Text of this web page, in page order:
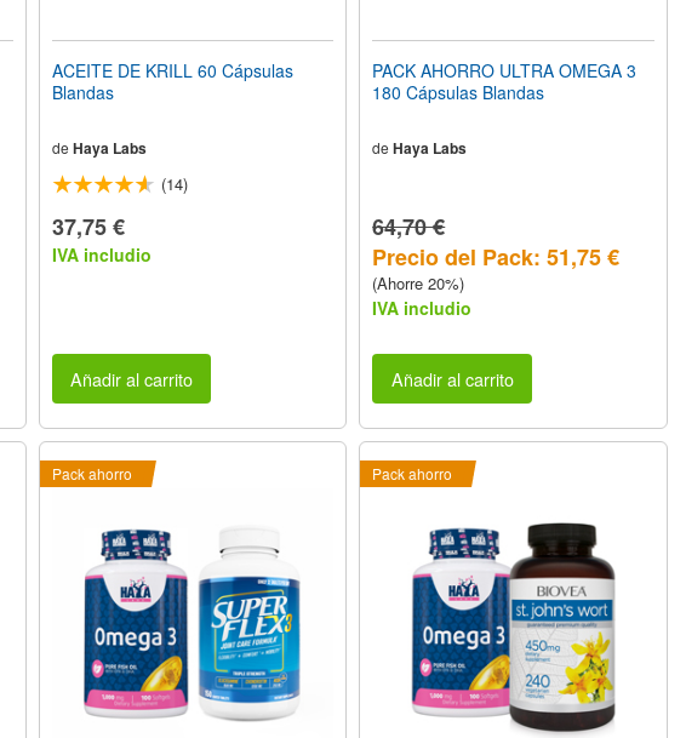
ACEITE DE KRILL 60 Cápsulas
Blandas
de Haya Labs
(14)
37,75 €
IVA includio
Añadir al carrito
PACK AHORRO ULTRA OMEGA 3
180 Cápsulas Blandas
de Haya Labs
64,70 €
Precio del Pack: 51,75 €
(Ahorre 20%)
IVA includio
Añadir al carrito
Pack ahorro Pack ahorro